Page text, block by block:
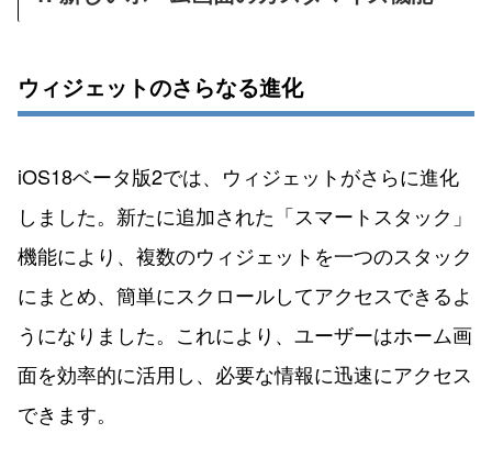
ウィジェットのさらなる進化
iOS18ベータ版2では、ウィジェットがさらに進化
しました。新たに追加された「スマートスタック」
機能により、複数のウィジェットを一つのスタック
にまとめ、簡単にスクロールしてアクセスできるよ
うになりました。これにより、ユーザーはホーム画
面を効率的に活用し、必要な情報に迅速にアクセス
できます。